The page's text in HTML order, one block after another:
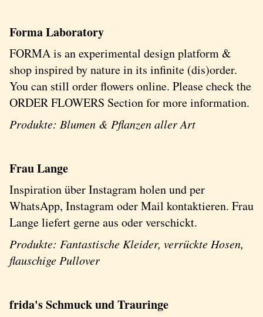
Forma Laboratory
FORMA is an experimental design platform &
shop inspired by nature in its infinite (dis)order.
You can still order flowers online. Please check the
ORDER FLOWERS Section for more information.
Produkte: Blumen & Pflanzen aller Art
Frau Lange
Inspiration über Instagram holen und per
WhatsApp, Instagram oder Mail kontaktieren. Frau
Lange liefert gerne aus oder verschickt.
Produkte: Fantastische Kleider, verrückte Hosen,
flauschige Pullover
frida's Schmuck und Trauringe